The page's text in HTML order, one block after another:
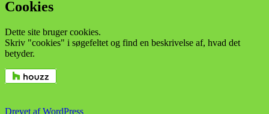
Cookies
Dette site bruger cookies.
Skriv "cookies" i søgefeltet og find en beskrivelse af, hvad det
betyder.
Drevet af WordPress